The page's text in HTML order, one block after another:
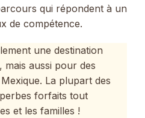
qui répondent à un
de compétence.
une destination
aussi pour des
La plupart des
forfaits tout
et les familles !